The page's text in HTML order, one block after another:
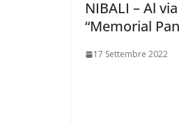
NIBALI – Al
“Memorial
17 Settembre 2022